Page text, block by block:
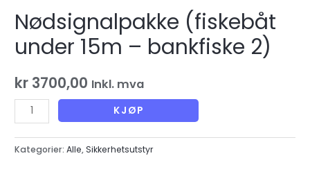
Nødsignalpakke (fiskebåt
under 15m – bankfiske 2)
kr 3700,00 Inkl. mva
Nødsignalpakke
(fiskebåt
under
KJØP
Kategorier:Alle,Sikkerhetsutstyr